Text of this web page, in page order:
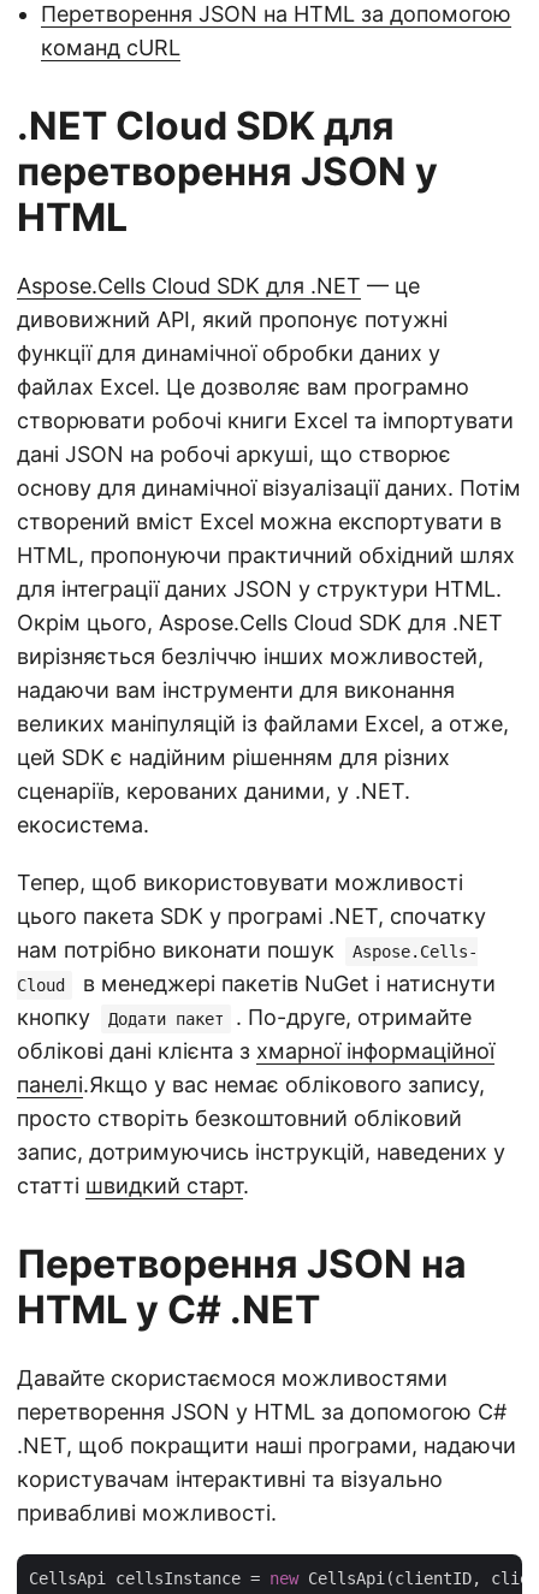
Перетворення JSON на HTML за допомогою
команд cURL
.NET Cloud SDK для
перетворення JSON у
HTML
Aspose.Cells Cloud SDK для .NET — це
дивовижний API, який пропонує потужні
функції для динамічної обробки даних у
файлах Excel. Це дозволяє вам програмно
створювати робочі книги Excel та імпортувати
дані JSON на робочі аркуші, що створює
основу для динамічної візуалізації даних. Потім
створений вміст Excel можна експортувати в
HTML, пропонуючи практичний обхідний шлях
для інтеграції даних JSON у структури HTML.
Окрім цього, Aspose.Cells Cloud SDK для .NET
вирізняється безліччю інших можливостей,
надаючи вам інструменти для виконання
великих маніпуляцій із файлами Excel, а отже,
цей SDK є надійним рішенням для різних
сценаріїв, керованих даними, у .NET.
екосистема.
Тепер, щоб використовувати можливості
цього пакета SDK у програмі .NET, спочатку
нам потрібно виконати пошук
Aspose.Cells-
Cloud
в менеджері пакетів NuGet і натиснути
кнопку
Додати пакет
. По-друге, отримайте
облікові дані клієнта з хмарної інформаційної
панелі.Якщо у вас немає облікового запису,
просто створіть безкоштовний обліковий
запис, дотримуючись інструкцій, наведених у
статті швидкий старт.
Перетворення JSON на
HTML у C# .NET
Давайте скористаємося можливостями
перетворення JSON у HTML за допомогою C#
.NET, щоб покращити наші програми, надаючи
користувачам інтерактивні та візуально
привабливі можливості.
CellsApi cellsInstance = new